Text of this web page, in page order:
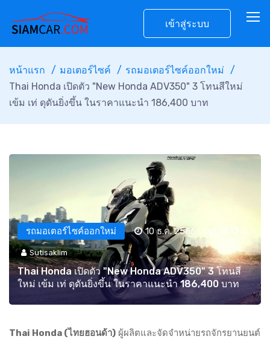
เข้าสู่ระบบ
หน้าแรก มอเตอร์ไซค์
รถมอเตอร์ไซค์ออกใหม่
Thai Honda เปิดตัว "New Honda ADV350" 3 โทนสีใหม่
เข้ม เท่ ดุดันยิ่งขึ้น ในราคาแนะนำ 186,400 บาท
รถมอเตอร์ไซค์ออกใหม่ 10 ธ.ค. 2566 เวลา 14:12 น.
Sutisaklim
Thai Honda เปิดตัว "New Honda ADV350" 3 โทนสี
ใหม่ เข้ม เท่ ดุดันยิ่งขึ้น ในราคาแนะนำ 186,400 บาท
Thai Honda (ไทยฮอนด้า) ผู้ผลิตและจัดจำหน่ายรถจักรยานยนต์